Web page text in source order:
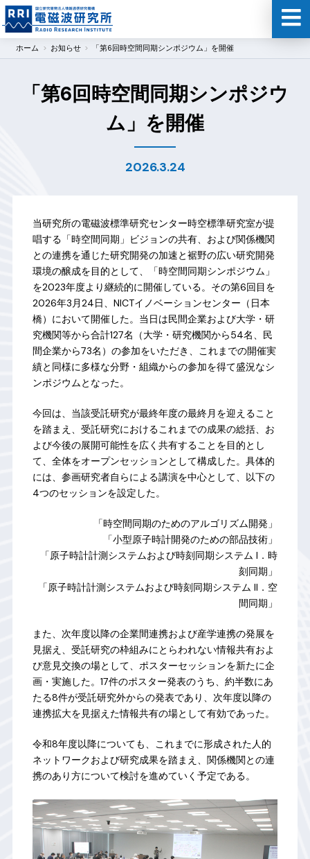
ホーム お知らせ 「第6回時空間同期シンポジウム」を開催
「第6回時空間同期シンポジウ
ム」を開催
2026.3.24
当研究所の電磁波標準研究センター時空標準研究室が提
唱する「時空間同期」ビジョンの共有、および関係機関
との連携を通じた研究開発の加速と裾野の広い研究開発
環境の醸成を目的として、「時空間同期シンポジウム」
を2023年度より継続的に開催している。その第6回目を
2026年3月24日、NICTイノベーションセンター（日本
橋）において開催した。当日は民間企業および大学・研
究機関等から合計127名（大学・研究機関から54名、民
間企業から73名）の参加をいただき、これまでの開催実
績と同様に多様な分野・組織からの参加を得て盛況なシ
ンポジウムとなった。
今回は、当該受託研究が最終年度の最終月を迎えること
を踏まえ、受託研究におけるこれまでの成果の総括、お
よび今後の展開可能性を広く共有することを目的とし
て、全体をオープンセッションとして構成した。具体的
には、参画研究者自らによる講演を中心として、以下の
4つのセッションを設定した。
「時空間同期のためのアルゴリズム開発」
「小型原子時計開発のための部品技術」
「原子時計計測システムおよび時刻同期システム I．時
刻同期」
「原子時計計測システムおよび時刻同期システム II．空
間同期」
また、次年度以降の企業間連携および産学連携の発展を
見据え、受託研究の枠組みにとらわれない情報共有およ
び意見交換の場として、ポスターセッションを新たに企
画・実施した。17件のポスター発表のうち、約半数にあ
たる8件が受託研究外からの発表であり、次年度以降の
連携拡大を見据えた情報共有の場として有効であった。
令和8年度以降についても、これまでに形成された人的
ネットワークおよび研究成果を踏まえ、関係機関との連
携のあり方について検討を進めていく予定である。